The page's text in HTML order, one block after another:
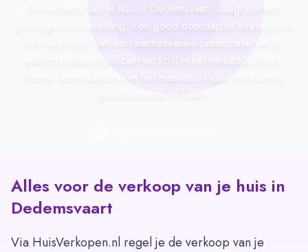
De verkoop van je huis in Dedemsvaart vraagt om een
grondige voorbereiding. Een goed doordachte strategie en
het verzorgen van een aantrekkelijke presentatie van je
woning maken significant verschil in het verkoopproces.
Benut deze stappen om het meeste uit jouw onroerend
Alles voor de verkoop van je huis in
Dedemsvaart
Via HuisVerkopen.nl regel je de verkoop van je